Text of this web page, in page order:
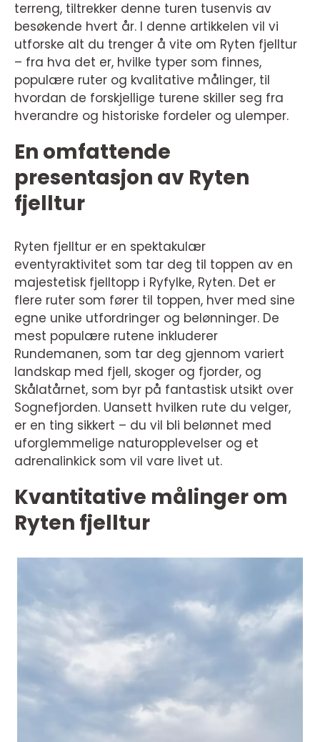
terreng, tiltrekker denne turen tusenvis av
besøkende hvert år. I denne artikkelen vil vi
utforske alt du trenger å vite om Ryten fjelltur
– fra hva det er, hvilke typer som finnes,
populære ruter og kvalitative målinger, til
hvordan de forskjellige turene skiller seg fra
hverandre og historiske fordeler og ulemper.
En omfattende
presentasjon av Ryten
fjelltur
Ryten fjelltur er en spektakulær
eventyraktivitet som tar deg til toppen av en
majestetisk fjelltopp i Ryfylke, Ryten. Det er
flere ruter som fører til toppen, hver med sine
egne unike utfordringer og belønninger. De
mest populære rutene inkluderer
Rundemanen, som tar deg gjennom variert
landskap med fjell, skoger og fjorder, og
Skålatårnet, som byr på fantastisk utsikt over
Sognefjorden. Uansett hvilken rute du velger,
er en ting sikkert – du vil bli belønnet med
uforglemmelige naturopplevelser og et
adrenalinkick som vil vare livet ut.
Kvantitative målinger om
Ryten fjelltur